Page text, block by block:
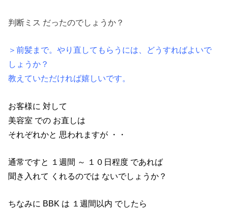
判断ミス だったのでしょうか？
＞前髪まで。やり直してもらうには、どうすればよいで
しょうか？
教えていただければ嬉しいです。
お客様に 対して
美容室 での お直しは
それぞれかと 思われますが ・・
通常ですと １週間 ～ １０日程度 であれば
聞き入れて くれるのでは ないでしょうか？
ちなみに BBK は １週間以内 でしたら